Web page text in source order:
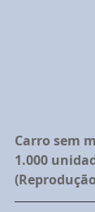
Carro sem
1.000